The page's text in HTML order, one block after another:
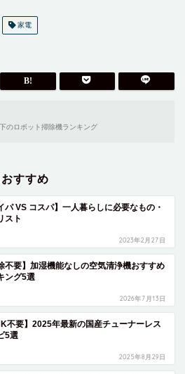
家電
のロボット掃除機ランキング
すすめ
パ VS コスパ】一人暮らしに必要なもの・
スト
2023年2月27日
不要】加湿機能なしの空気清浄機おすすめ
ング5選
2026年7月13日
不要】2025年最新の国産チューナーレス
5選
2025年8月29日